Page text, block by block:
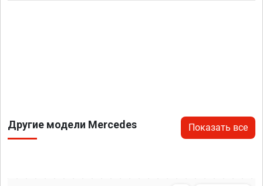
Другие модели Mercedes Показать все